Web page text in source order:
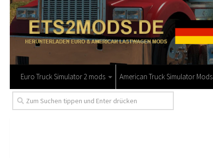
Euro Truck Simulator 2 mods American Truck Simulator Mods